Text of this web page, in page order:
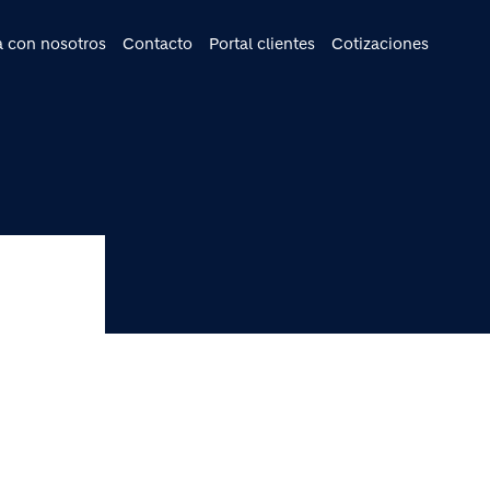
con nosotros Contacto Portal clientes Cotizaciones